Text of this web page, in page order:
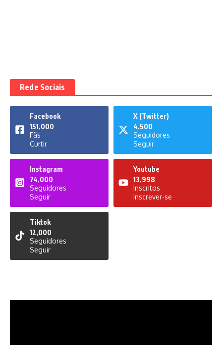
Rede Sociais
Facebook
151,000
Fãs
Curtir
X (Twitter)
4,500
Seguidores
Seguir
Instagram
74,000
Seguidores
Seguir
Youtube
13,998
Inscritos
Inscrever-se
Tiktok
12,000
Seguidores
Seguir